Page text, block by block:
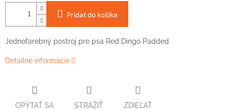
Pridať do košíka
Jednofarebný postroj pre psa Red Dingo Padded.
Detailné informácie
OPÝTAŤ SA STRÁŽIŤ ZDIEĽAŤ